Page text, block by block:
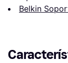
Belkin